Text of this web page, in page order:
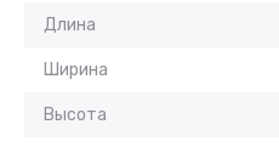
Длина
Ширина
Высота